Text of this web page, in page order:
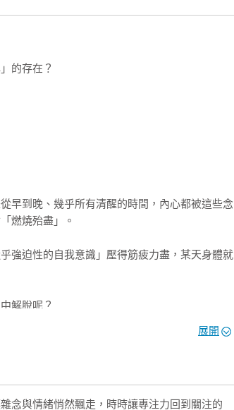
臨的困境，直接翻閱最適合當下狀態的內容。
鐘安定練習」
大腦能量。
師
法」
錯之後不被情緒左右、陷入困境時能夠重整心
續放在對手身上。因此，許多運動員與競技高
視為心智訓練（Mental Training）的一部分。
的能力。近年來，有越來越多企業引進正念的理
創造力。根據這些效果，近年來，不僅是微軟
。那是一項由英國研究團隊發表、關於預防憂鬱
的課題其實是「預防復發」。尤其是日本的精神
，甚至完全停藥；另一半則繼續維持原本的藥物
的存在？
早到晚、幾乎所有清醒的時間，內心都被這些念
燃燒殆盡」。
強迫性的自我意識」壓得筋疲力盡，某天身體就
解脫呢？
而是「此時此刻、正存在眼前的這件事」。
下「自己」。換句話說，就是不再以「自己的存
展開
念與情緒悄然飄走，時時讓專注力回到關注的